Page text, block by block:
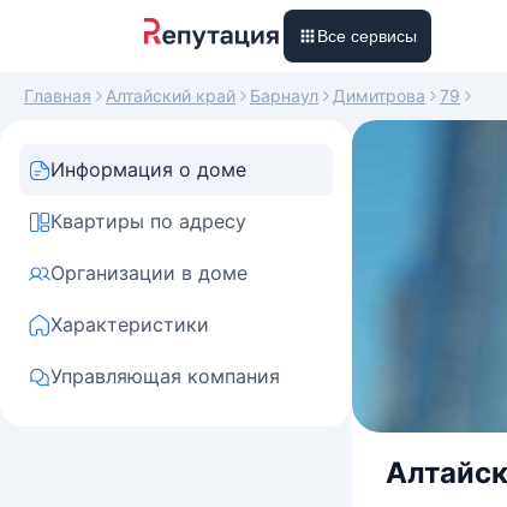
Все сервисы
Главная Алтайский край Барнаул Димитрова 79
Информация о доме
Квартиры по адресу
Организации в доме
Характеристики
Управляющая компания